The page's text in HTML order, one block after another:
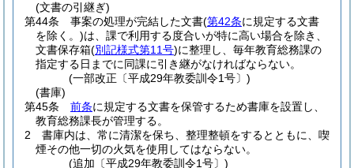
(文書の引継ぎ)
第44条
事案の処理が完結した文書(第42条に規定する文書
を除く。)は、課で利用する度合いが特に高い場合を除き、
文書保存箱(別記様式第11号)に整理し、毎年教育総務課の
指定する日までに同課に引き継がなければならない。
(一部改正〔平成29年教委訓令1号〕)
(書庫)
第45条
前条に規定する文書を保管するため書庫を設置し、
教育総務課長が管理する。
2
書庫内は、常に清潔を保ち、整理整頓をするとともに、喫
煙その他一切の火気を使用してはならない。
(追加〔平成29年教委訓令1号〕)